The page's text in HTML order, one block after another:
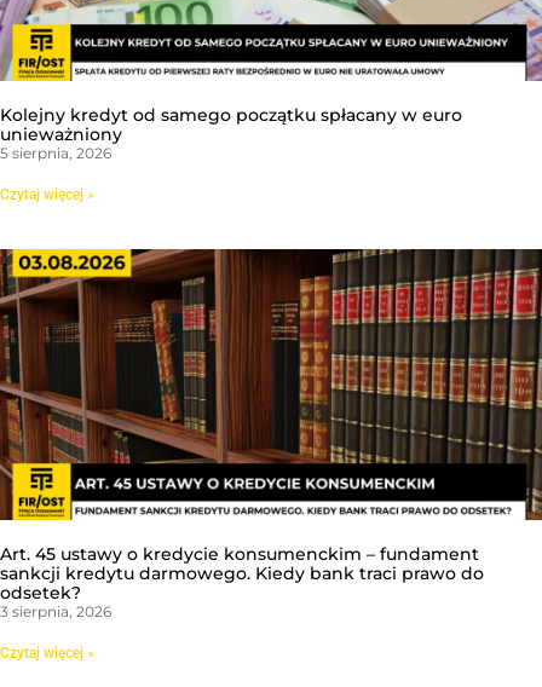
Kolejny kredyt od samego początku spłacany w euro
unieważniony
5 sierpnia, 2026
Czytaj więcej »
Art. 45 ustawy o kredycie konsumenckim – fundament
sankcji kredytu darmowego. Kiedy bank traci prawo do
odsetek?
3 sierpnia, 2026
Czytaj więcej »